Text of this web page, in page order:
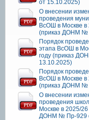
от 15.10.2025)
О внесении
проведения
ВсОШ в Москве в
(приказ ДОНМ №
Порядок
этапа ВсОШ в
году (приказ
13.10.2025)
Порядок
ВсОШ в Москве в
(приказ ДОНМ №
О внесении
проведения
Москве в 2025/
ДОНМ № Пр-929